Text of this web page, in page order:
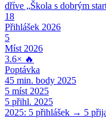
dříve „Škola s dobrým
18
Přihlášek 2026
5
Míst 2026
3.6× 🔥
Poptávka
45 min. body 2025
5 míst 2025
5 přihl. 2025
2025: 5 přihlášek → 5